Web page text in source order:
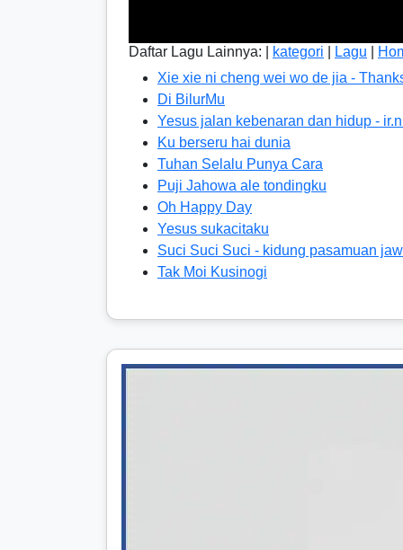
Daftar Lagu Lainnya: | kategori Lagu
Xie xie ni cheng wei wo de jia -
Di BilurMu
Yesus jalan kebenaran dan hidup -
Ku berseru hai dunia
Tuhan Selalu Punya Cara
Puji Jahowa ale tondingku
Oh Happy Day
Yesus sukacitaku
Suci Suci Suci - kidung pasamuan
Tak Moi Kusinogi